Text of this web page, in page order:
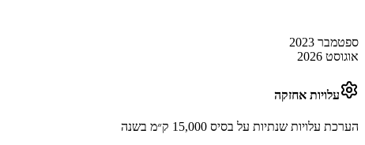
ספטמבר 2023
אוגוסט 2026
עלויות אחזקה
הערכת עלויות שנתיות על בסיס 15,000 ק״מ בשנה